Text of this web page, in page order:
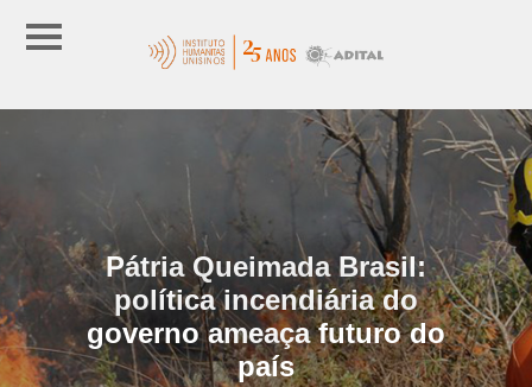
Pátria Queimada Brasil:
política incendiária do
governo ameaça futuro do
país